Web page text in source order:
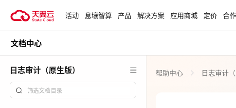
试用，产品折扣等，助您降本增
安全隔离版
活动 息壤智算 产品 解决方案 应用商城 定价 合
文档中心
日志审计（原生版） 帮助中心 日志审计